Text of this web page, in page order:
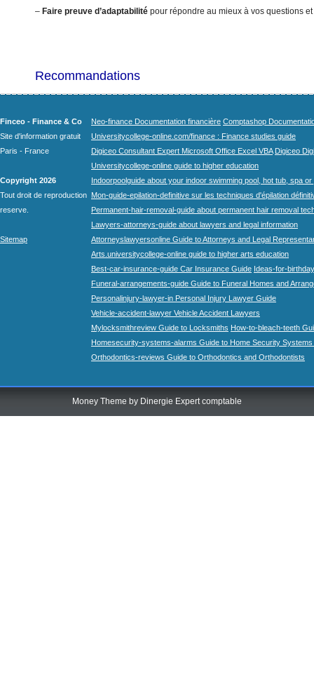
– Faire preuve d’adaptabilité pour répondre au mieux à vos questions
Recommandations
Finceo - Finance & Co
Site d'information gratuit
Paris - France
Copyright 2026
Tout droit de reproduction
reserve.
Sitemap
Neo-finance Documentation financière Comptashop
Universitycollege-online.com/finance : Finance studies guide
Digiceo Consultant Expert Microsoft Office Excel VBA Digiceo
Universitycollege-online guide to higher education
Indoorpoolguide about your indoor swimming pool, hot tub, spa
Mon-guide-epilation-definitive sur les techniques d'épilation
Permanent-hair-removal-guide about permanent hair removal
Lawyers-attorneys-guide about lawyers and legal information
Attorneyslawyersonline Guide to Attorneys and Legal
Arts.universitycollege-online guide to higher arts education
Best-car-insurance-guide Car Insurance Guide Ideas-for-
Funeral-arrangements-guide Guide to Funeral Homes and
Personalinjury-lawyer-in Personal Injury Lawyer Guide
Vehicle-accident-lawyer Vehicle Accident Lawyers
Mylocksmithreview Guide to Locksmiths How-to-bleach-teeth
Homesecurity-systems-alarms Guide to Home Security Systems
Orthodontics-reviews Guide to Orthodontics and Orthodontists
Money Theme by Dinergie Expert comptable